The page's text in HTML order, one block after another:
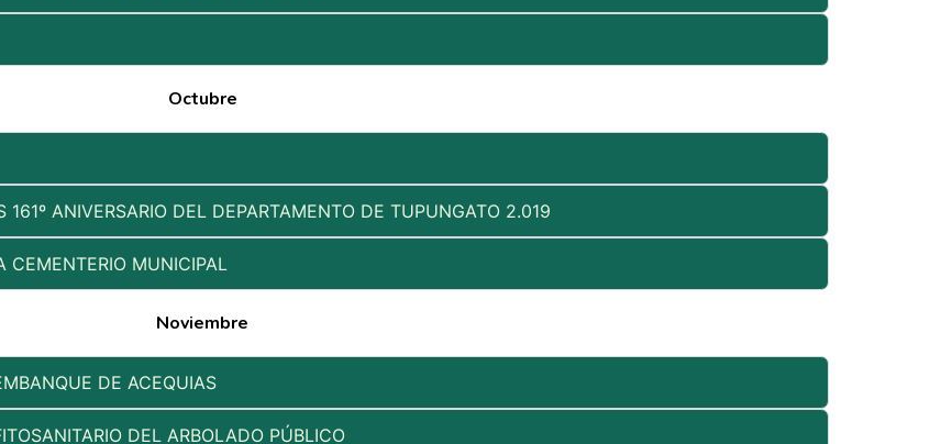
Octubre
ANIVERSARIO DEL DEPARTAMENTO DE TUPUNGATO 2.019
CEMENTERIO MUNICIPAL
Noviembre
DE ACEQUIAS
DEL ARBOLADO PÚBLICO